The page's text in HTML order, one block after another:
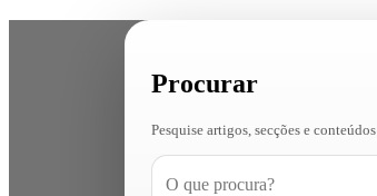
Procurar
Pesquise artigos, secções e conteúdos